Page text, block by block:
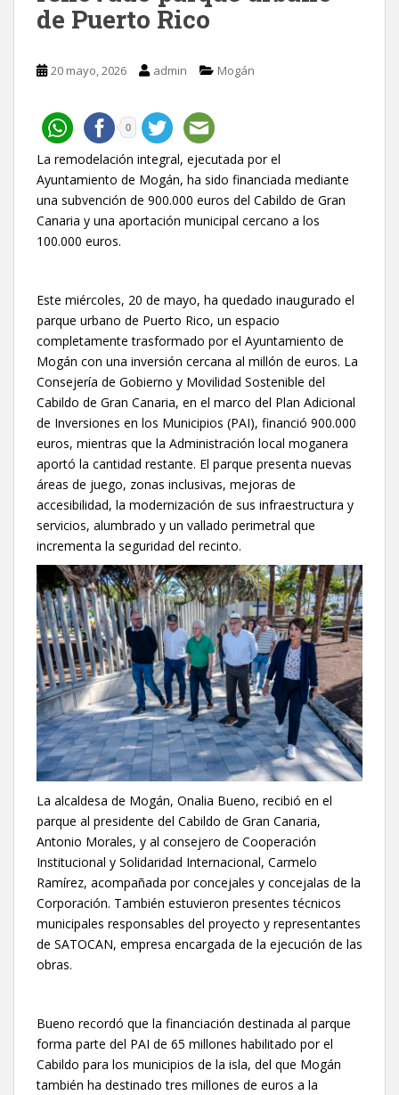
de Puerto Rico
20 mayo, 2026 admin Mogán
0
La remodelación integral, ejecutada por el
Ayuntamiento de Mogán, ha sido financiada mediante
una subvención de 900.000 euros del Cabildo de Gran
Canaria y una aportación municipal cercano a los
100.000 euros.
Este miércoles, 20 de mayo, ha quedado inaugurado el
parque urbano de Puerto Rico, un espacio
completamente trasformado por el Ayuntamiento de
Mogán con una inversión cercana al millón de euros. La
Consejería de Gobierno y Movilidad Sostenible del
Cabildo de Gran Canaria, en el marco del Plan Adicional
de Inversiones en los Municipios (PAI), financió 900.000
euros, mientras que la Administración local moganera
aportó la cantidad restante. El parque presenta nuevas
áreas de juego, zonas inclusivas, mejoras de
accesibilidad, la modernización de sus infraestructura y
servicios, alumbrado y un vallado perimetral que
incrementa la seguridad del recinto.
La alcaldesa de Mogán, Onalia Bueno, recibió en el
parque al presidente del Cabildo de Gran Canaria,
Antonio Morales, y al consejero de Cooperación
Institucional y Solidaridad Internacional, Carmelo
Ramírez, acompañada por concejales y concejalas de la
Corporación. También estuvieron presentes técnicos
municipales responsables del proyecto y representantes
de SATOCAN, empresa encargada de la ejecución de las
obras.
Bueno recordó que la financiación destinada al parque
forma parte del PAI de 65 millones habilitado por el
Cabildo para los municipios de la isla, del que Mogán
también ha destinado tres millones de euros a la